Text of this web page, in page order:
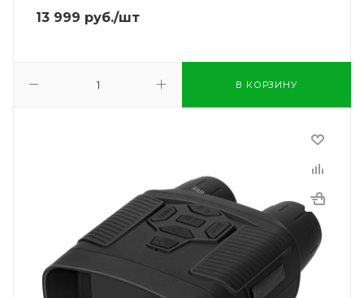
13 999 руб./шт
В КОРЗИНУ